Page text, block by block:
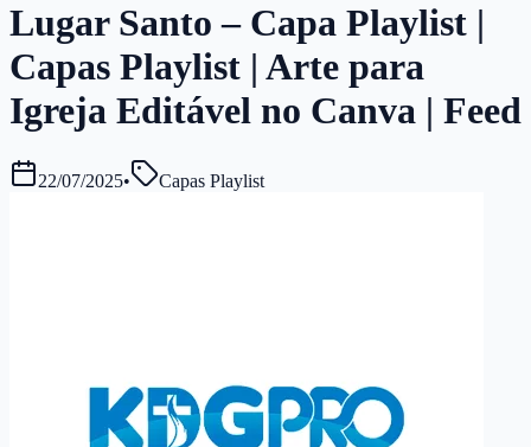
Lugar Santo – Capa Playlist |
Capas Playlist | Arte para
Igreja Editável no Canva | Feed
22/07/2025• Capas Playlist